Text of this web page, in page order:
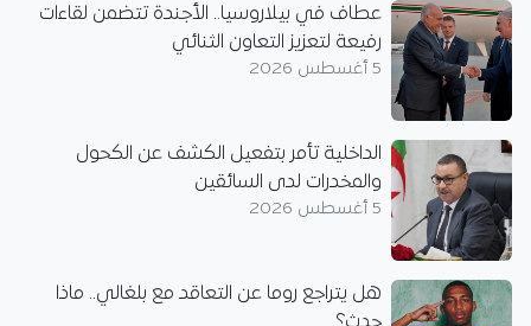
عطاف في بيلاروسيا.. الأجندة تتضمن لقاءات
رفيعة لتعزيز التعاون الثنائي
5 أغسطس 2026
الداخلية تأمر بتفعيل الكشف عن الكحول
والمخدرات لدى السائقين
5 أغسطس 2026
هل يتراجع روما عن التعاقد مع بلغالي.. ماذا